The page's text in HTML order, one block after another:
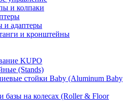
и колпаки
и адаптеры
и кронштейны
KUPO
(Stands)
стойки Baby (Aluminum Baby
базы на колесах (Roller & Floor